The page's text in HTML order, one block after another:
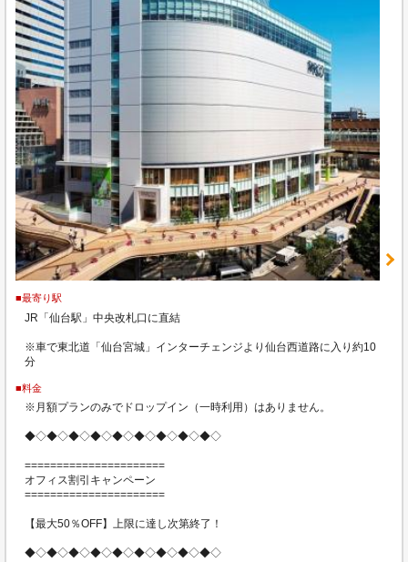
■最寄り駅
JR「仙台駅」中央改札口に直結
※車で東北道「仙台宮城」インターチェンジより仙台西道路に入り約10
分
■料金
※月額プランのみでドロップイン（一時利用）はありません。
◆◇◆◇◆◇◆◇◆◇◆◇◆◇◆◇◆◇
======================
オフィス割引キャンペーン
======================
【最大50％OFF】上限に達し次第終了！
◆◇◆◇◆◇◆◇◆◇◆◇◆◇◆◇◆◇